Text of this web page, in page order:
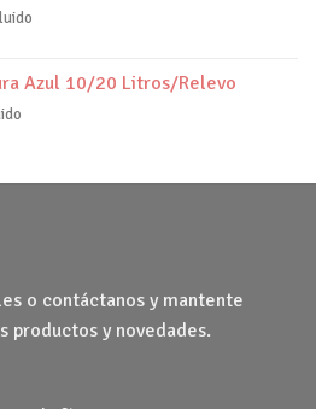
Azul 10/20 Litros/Relevo
o contáctanos y mantente
productos y novedades.